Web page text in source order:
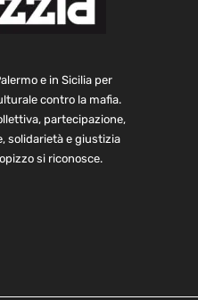
e in Sicilia per
contro la mafia.
partecipazione,
solidarietà e giustizia
si riconosce.